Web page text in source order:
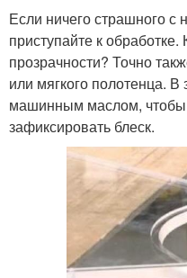
Если ничего страшного
приступайте к
прозрачности? Точно
или мягкого полотенца.
машинным маслом, чтобы
зафиксировать блеск.